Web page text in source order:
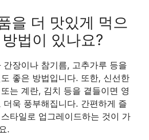
을 더 맛있게 먹으
법이 있나요?
간장이나 참기름, 고추가루 등을
좋은 방법입니다. 또한, 신선한
는 계란, 김치 등을 곁들이면 영
더욱 풍부해집니다. 간편하게 즐
타일로 업그레이드하는 것이 가
.